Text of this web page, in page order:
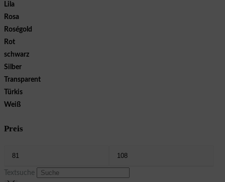
Lila
Rosa
Roségold
Rot
schwarz
Silber
Transparent
Türkis
Weiß
Preis
Textsuche